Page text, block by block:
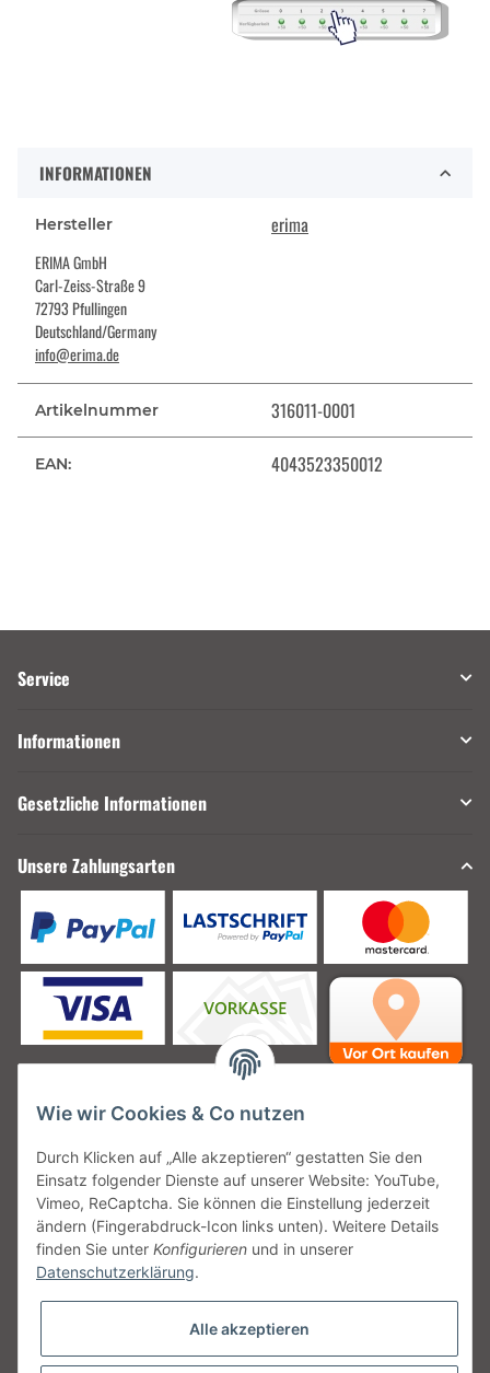
INFORMATIONEN
Hersteller erima
ERIMA GmbH
Carl-Zeiss-Straße 9
72793 Pfullingen
Deutschland/Germany
info@erima.de
Artikelnummer 316011-0001
EAN: 4043523350012
Service
Informationen
Gesetzliche Informationen
Unsere Zahlungsarten
Unsere Versanddienstleister
Unsere Communities
Wie wir Cookies & Co nutzen
Durch Klicken auf „Alle akzeptieren“ gestatten Sie den
Einsatz folgender Dienste auf unserer Website: YouTube,
Vimeo, ReCaptcha. Sie können die Einstellung jederzeit
ändern (Fingerabdruck-Icon links unten). Weitere Details
finden Sie unter Konfigurieren und in unserer
Datenschutzerklärung.
Alle akzeptieren